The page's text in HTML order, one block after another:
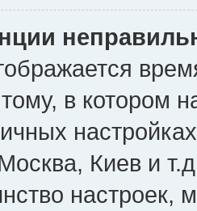
в котором
Киев и
настроек,